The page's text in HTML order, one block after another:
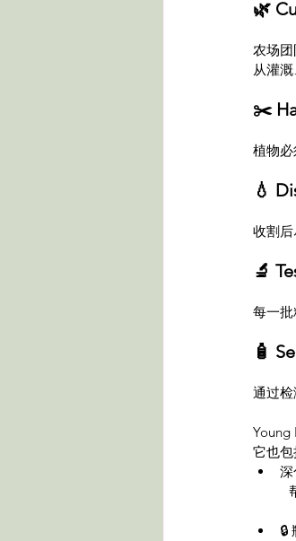
🌿
农场团
从灌
✂️
植物
💧
收割
🔬
每一批
🧴
通过检
Young
它也包
🔒